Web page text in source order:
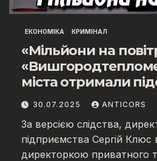
ЕКОНОМІКА КРИМІНАЛ
«Мільйони на
міста отримали
масштабні
30.07.2025 ANTICORS
За версією слідства,
підприємства Сергій Клюс
директоркою приватного